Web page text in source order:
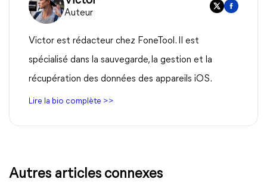
Auteur
Victor est rédacteur chez FoneTool. Il est
spécialisé dans la sauvegarde, la gestion et la
récupération des données des appareils iOS.
Lire la bio complète >>
Autres articles connexes